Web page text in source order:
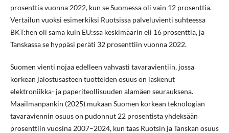
prosenttia vuonna 2022, kun se Suomessa oli vain 12 prosenttia.
Vertailun vuoksi esimerkiksi Ruotsissa palveluvienti suhteessa
BKT:hen oli sama kuin EU:ssa keskimäärin eli 16 prosenttia, ja
Tanskassa se hyppäsi peräti 32 prosenttiin vuonna 2022.
Suomen vienti nojaa edelleen vahvasti tavaravientiin, jossa
korkean jalostusasteen tuotteiden osuus on laskenut
elektroniikka- ja paperiteollisuuden alamäen seurauksena.
Maailmanpankin (2025) mukaan Suomen korkean teknologian
tavaraviennin osuus on pudonnut 22 prosentista yhdeksään
prosenttiin vuosina 2007–2024, kun taas Ruotsin ja Tanskan osuus